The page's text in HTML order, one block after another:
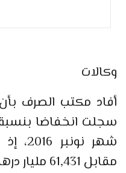
وكالات
أفاد مكتب الصرف بأن
مقابل 61,431 مليار درهم قبل سنة.